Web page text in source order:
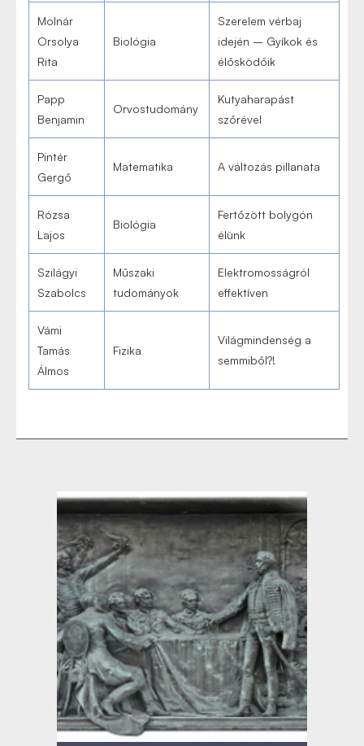
Molnár
Orsolya
Rita
Biológia
Szerelem vérbaj
idején – Gyíkok és
élősködőik
Papp
Benjamin
Orvostudomány
Kutyaharapást
szőrével
Pintér
Gergő
Matematika A változás pillanata
Rózsa
Lajos
Biológia
Fertőzött bolygón
élünk
Szilágyi
Szabolcs
Műszaki
tudományok
Elektromosságról
effektíven
Vámi
Tamás
Álmos
Fizika
Világmindenség a
semmiből?!